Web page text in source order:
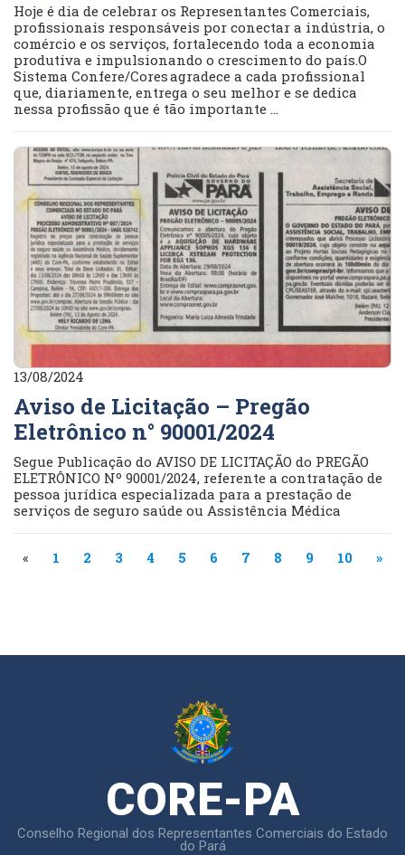
Hoje é dia de celebrar os Representantes Comerciais,
profissionais responsáveis por conectar a indústria, o
comércio e os serviços, fortalecendo toda a economia
produtiva e impulsionando o crescimento do país.O
Sistema Confere/Cores agradece a cada profissional
que, diariamente, entrega o seu melhor e se dedica
nessa profissão que é tão importante ...
13/08/2024
Aviso de Licitação – Pregão
Eletrônico n° 90001/2024
Segue Publicação do AVISO DE LICITAÇÃO do PREGÃO
ELETRÔNICO Nº 90001/2024, referente a contratação de
pessoa jurídica especializada para a prestação de
serviços de seguro saúde ou Assistência Médica
« 1 2 3 4 5 6 7 8 9 10 »
CORE-PA
Conselho Regional dos Representantes Comerciais do Estado
do Pará